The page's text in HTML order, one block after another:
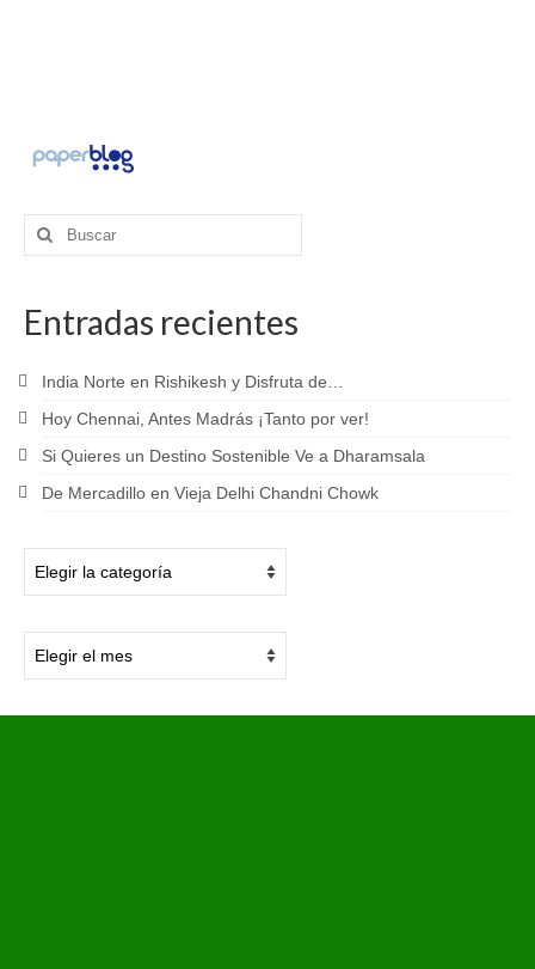
Buscar
por:
Entradas recientes
India Norte en Rishikesh y Disfruta de…
Hoy Chennai, Antes Madrás ¡Tanto por ver!
Si Quieres un Destino Sostenible Ve a Dharamsala
De Mercadillo en Vieja Delhi Chandni Chowk